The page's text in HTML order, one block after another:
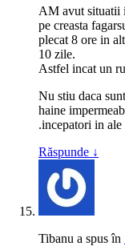
AM avut situatii
pe creasta
plecat 8 ore in
10 zile.
Astfel incat un
Nu stiu daca
haine
.incepatori in
Răspunde ↓
Tibanu a spusîn